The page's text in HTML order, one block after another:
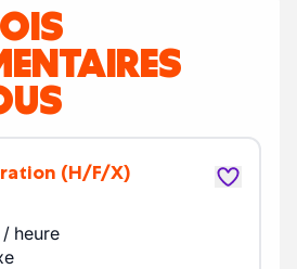
(H/F/X)
/ heure